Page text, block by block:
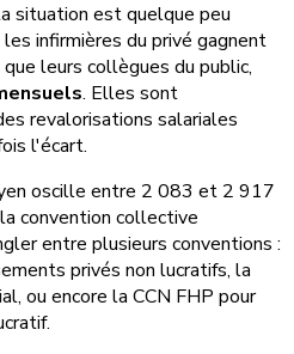
situation est quelque peu
infirmières du privé gagnent
leurs collègues du public,
. Elles sont
revalorisations salariales
l'écart.
oscille entre 2 083 et 2 917
convention collective
entre plusieurs conventions :
privés non lucratifs, la
ou encore la CCN FHP pour